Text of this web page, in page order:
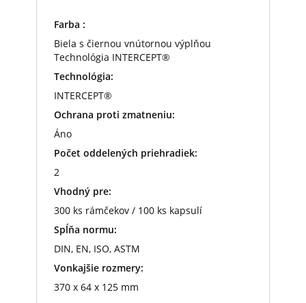
Farba :
Biela s čiernou vnútornou výplňou
Technológia INTERCEPT®
Technológia:
INTERCEPT®
Ochrana proti zmatneniu:
Áno
Počet oddelených priehradiek:
2
Vhodný pre:
300 ks rámčekov / 100 ks kapsulí
Spĺňa normu:
DIN, EN, ISO, ASTM
Vonkajšie rozmery:
370 x 64 x 125 mm